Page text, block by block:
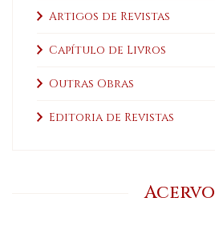
Artigos de Revistas
Capítulo de Livros
Outras Obras
Editoria de Revistas
Acervo